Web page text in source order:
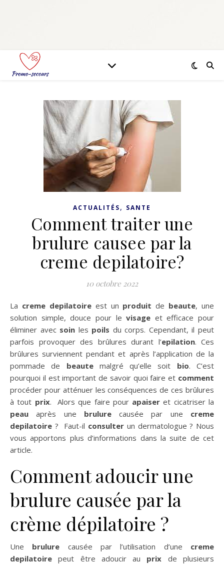
ACTUALITÉS, SANTE
Comment traiter une
brulure causee par la
creme depilatoire?
10 octobre 2022
La creme depilatoireest un produit de beaute, une
solution simple, douce pour levisage et efficace pour
éliminer avec soin les poils du corps. Cependant, il peut
parfois provoquer des brûlures durant l’epilation. Ces
brûlures surviennent pendant et après l’application de la
pommade de beaute malgré qu’elle soit bio. C’est
pourquoi il est important de savoir quoi faire et comment
procéder pour atténuer les conséquences de ces brûlures
à tout prix. Alors que faire pour apaiser et cicatriser la
peau après une brulurecausée par une creme
depilatoire ? Faut-il consulter un dermatologue ? Nous
vous apportons plus d’informations dans la suite de cet
article.
Comment adoucir une
brulure causée par la
crème dépilatoire ?
Une brulure causée par l’utilisation d’une creme
depilatoire peut être adoucir au prix de plusieurs